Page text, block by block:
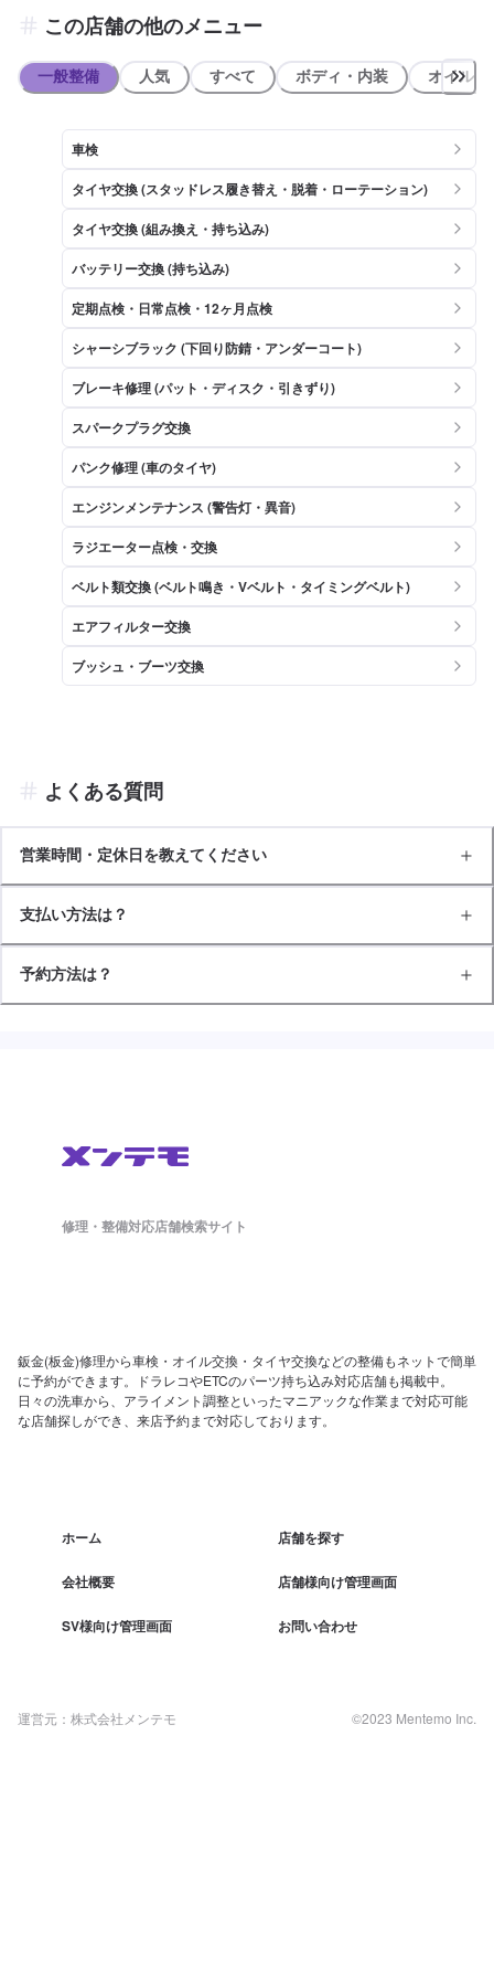
井歯科医院様がございます。 【近隣店舗紹介】 ・miya pain ミヤパン
(約80m) ・地中海料理ずっけろさあれ(約110m) ・スーパードラッグ
ャンティ インディア(約190m)
この店舗の他のメニュー
一般整備 人気 すべて ボディ・内装 オイル類
車検
タイヤ交換 (スタッドレス履き替え・脱着・ローテーション)
タイヤ交換 (組み換え・持ち込み)
バッテリー交換 (持ち込み)
定期点検・日常点検・12ヶ月点検
シャーシブラック (下回り防錆・アンダーコート)
ブレーキ修理 (パット・ディスク・引きずり)
スパークプラグ交換
パンク修理 (車のタイヤ)
エンジンメンテナンス (警告灯・異音)
ラジエーター点検・交換
ベルト類交換 (ベルト鳴き・Vベルト・タイミングベルト)
エアフィルター交換
ブッシュ・ブーツ交換
よくある質問
営業時間・定休日を教えてください
支払い方法は？
予約方法は？
修理・整備対応店舗検索サイト
鈑金(板金)修理から車検・オイル交換・タイヤ交換などの整備もネットで簡単
に予約ができます。ドラレコやETCのパーツ持ち込み対応店舗も掲載中。
日々の洗車から、アライメント調整といったマニアックな作業まで対応可能
な店舗探しができ、来店予約まで対応しております。
ホーム 店舗を探す
会社概要 店舗様向け管理画面
SV様向け管理画面 お問い合わせ
運営元：株式会社メンテモ ©2023 Mentemo Inc.